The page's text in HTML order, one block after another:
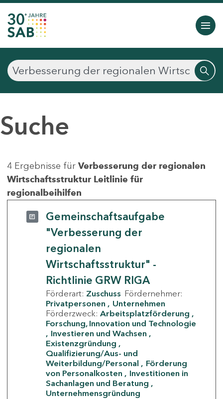
Suche
4 Ergebnisse für Verbesserung der regionalen
Wirtschaftsstruktur Leitlinie für
regionalbeihilfen
Gemeinschaftsaufgabe
"Verbesserung der
regionalen
Wirtschaftsstruktur" -
Richtlinie GRW RIGA
Förderart: Zuschuss Fördernehmer:
Privatpersonen
Unternehmen
Förderzweck: Arbeitsplatzförderung
Forschung, Innovation und Technologie
Investieren und Wachsen
Existenzgründung
Qualifizierung/Aus- und
Weiterbildung/Personal
Förderung
von Personalkosten
Investitionen in
Sachanlagen und Beratung
Unternehmensgründung